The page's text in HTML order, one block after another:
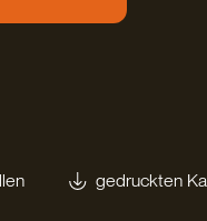
gedruckten